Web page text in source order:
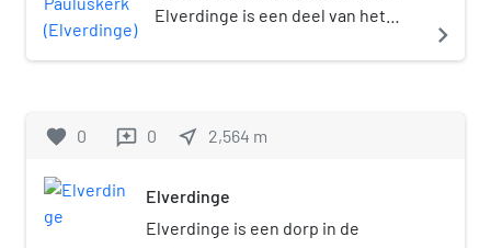
Elverdinge is een deel van het
federatie Ieper zalige Jan van
navigate_next
favorite 0 reviews 0 near_me 2,564 m
Elverdinge
Elverdinge is een dorp in de